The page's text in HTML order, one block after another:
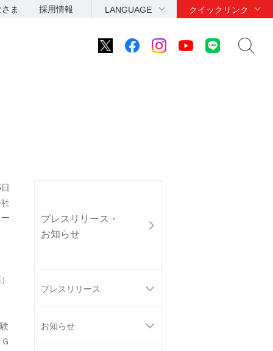
ま 採用情報 LANGUAGE クイックリンク
プレスリリース・
お知らせ
プレスリリース
お知らせ